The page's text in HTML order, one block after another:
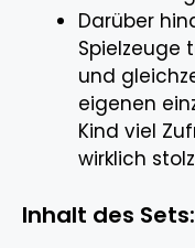
Darüber
Spielzeuge
und
eigenen
Kind viel
wirklich
Inhalt des Sets: